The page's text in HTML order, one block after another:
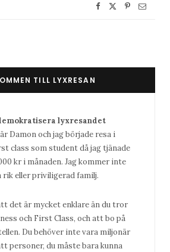
TILL LYXRESAN
lyxresandet
Damon och jag började resa i
class som student då jag tjänade
kr i månaden. Jag kommer inte
rik eller priviligerad familj.
det är mycket enklare än du tror
och First Class, och att bo på
Du behöver inte vara miljonär
personer, du måste bara kunna